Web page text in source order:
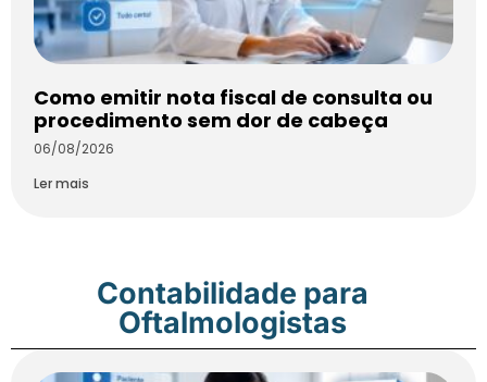
Como emitir nota fiscal de consulta ou
procedimento sem dor de cabeça
06/08/2026
Ler mais
Contabilidade para
Oftalmologistas